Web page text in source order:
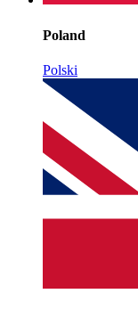
Poland
Polski